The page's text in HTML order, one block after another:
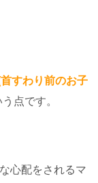
すわり前のお子
う点です。
心配をされるマ